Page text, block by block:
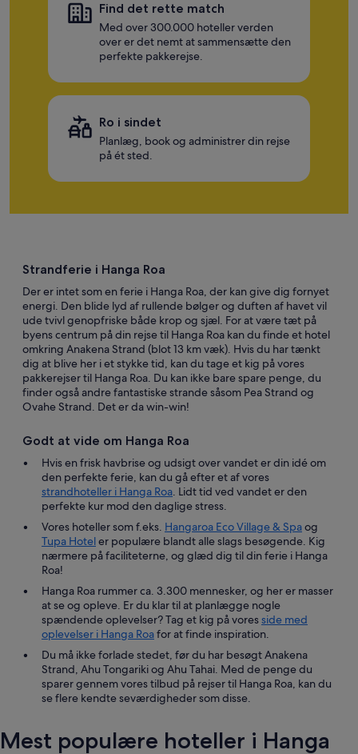
Find det rette match
Med over 300.000 hoteller verden
over er det nemt at sammensætte den
perfekte pakkerejse.
Ro i sindet
Planlæg, book og administrer din rejse
på ét sted.
Strandferie i Hanga Roa
Der er intet som en ferie i Hanga Roa, der kan give dig fornyet
energi. Den blide lyd af rullende bølger og duften af havet vil
ude tvivl genopfriske både krop og sjæl. For at være tæt på
byens centrum på din rejse til Hanga Roa kan du finde et hotel
omkring Anakena Strand (blot 13 km væk). Hvis du har tænkt
dig at blive her i et stykke tid, kan du tage et kig på vores
pakkerejser til Hanga Roa. Du kan ikke bare spare penge, du
finder også andre fantastiske strande såsom Pea Strand og
Ovahe Strand. Det er da win-win!
Godt at vide om Hanga Roa
Hvis en frisk havbrise og udsigt over vandet er din idé om
den perfekte ferie, kan du gå efter et af vores
strandhoteller i Hanga Roa. Lidt tid ved vandet er den
perfekte kur mod den daglige stress.
Vores hoteller som f.eks. Hangaroa Eco Village & Spaog
Tupa Hoteler populære blandt alle slags besøgende. Kig
nærmere på faciliteterne, og glæd dig til din ferie i Hanga
Roa!
Hanga Roa rummer ca. 3.300 mennesker, og her er masser
at se og opleve. Er du klar til at planlægge nogle
spændende oplevelser? Tag et kig på voresside med
oplevelser i Hanga Roafor at finde inspiration.
Du må ikke forlade stedet, før du har besøgt Anakena
Strand, Ahu Tongariki og Ahu Tahai. Med de penge du
sparer gennem vores tilbud på rejser til Hanga Roa, kan du
se flere kendte seværdigheder som disse.
Mest populære hoteller i Hanga